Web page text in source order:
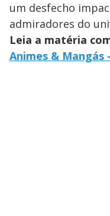
um desfecho
admiradores do
Leia a matéria
Animes & Mangás